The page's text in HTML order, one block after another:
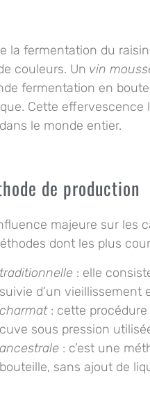
la fermentation du raisin
couleurs. Un vin
fermentation en
Cette
le monde entier.
de production
majeure sur les
dont les plus
traditionnelle : elle
suivie d’un vieillissement
charmat: cette procédure
cuve sous pression
ancestrale : c’est une
bouteille, sans ajout de